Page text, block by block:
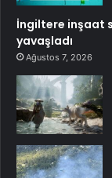
İngiltere inşaat
yavaşladı
Ağustos 7, 2026